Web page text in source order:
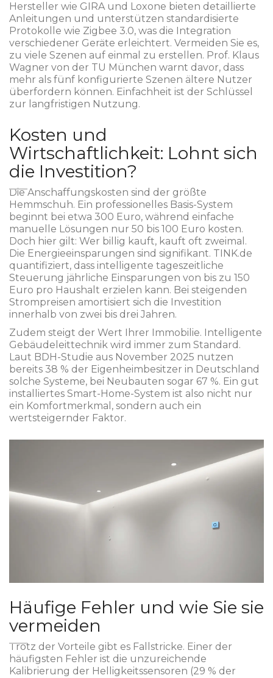
Hersteller wie GIRA und Loxone bieten detaillierte
Anleitungen und unterstützen standardisierte
Protokolle wie Zigbee 3.0, was die Integration
verschiedener Geräte erleichtert. Vermeiden Sie es,
zu viele Szenen auf einmal zu erstellen. Prof. Klaus
Wagner von der TU München warnt davor, dass
mehr als fünf konfigurierte Szenen ältere Nutzer
überfordern können. Einfachheit ist der Schlüssel
zur langfristigen Nutzung.
Kosten und
Wirtschaftlichkeit: Lohnt sich
die Investition?
Die Anschaffungskosten sind der größte
Hemmschuh. Ein professionelles Basis-System
beginnt bei etwa 300 Euro, während einfache
manuelle Lösungen nur 50 bis 100 Euro kosten.
Doch hier gilt: Wer billig kauft, kauft oft zweimal.
Die Energieeinsparungen sind signifikant. TINK.de
quantifiziert, dass intelligente tageszeitliche
Steuerung jährliche Einsparungen von bis zu 150
Euro pro Haushalt erzielen kann. Bei steigenden
Strompreisen amortisiert sich die Investition
innerhalb von zwei bis drei Jahren.
Zudem steigt der Wert Ihrer Immobilie. Intelligente
Gebäudeleittechnik wird immer zum Standard.
Laut BDH-Studie aus November 2025 nutzen
bereits 38 % der Eigenheimbesitzer in Deutschland
solche Systeme, bei Neubauten sogar 67 %. Ein gut
installiertes Smart-Home-System ist also nicht nur
ein Komfortmerkmal, sondern auch ein
wertsteigernder Faktor.
Häufige Fehler und wie Sie sie
vermeiden
Trotz der Vorteile gibt es Fallstricke. Einer der
häufigsten Fehler ist die unzureichende
Kalibrierung der Helligkeitssensoren (29 % der